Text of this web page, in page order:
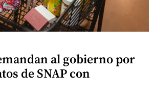
al gobierno por
de SNAP con